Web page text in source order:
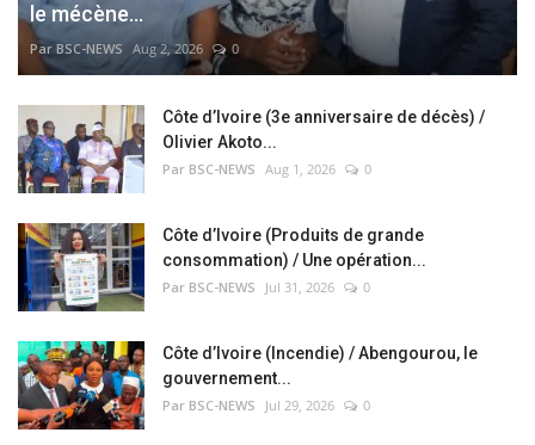
le mécène...
Par BSC-NEWS Aug 2, 2026 0
Côte d’Ivoire (3e anniversaire de décès) /
Olivier Akoto...
Par BSC-NEWS Aug 1, 2026 0
Côte d’Ivoire (Produits de grande
consommation) / Une opération...
Par BSC-NEWS Jul 31, 2026 0
Côte d’Ivoire (Incendie) / Abengourou, le
gouvernement...
Par BSC-NEWS Jul 29, 2026 0